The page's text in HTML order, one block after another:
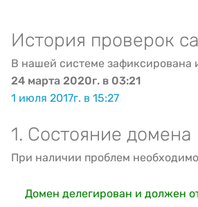
История проверок
В нашей системе зафиксирована
24 марта 2020г. в 03:21
1 июля 2017г. в 15:27
1. Состояние домена
При наличии проблем
Домен делегирован и должен